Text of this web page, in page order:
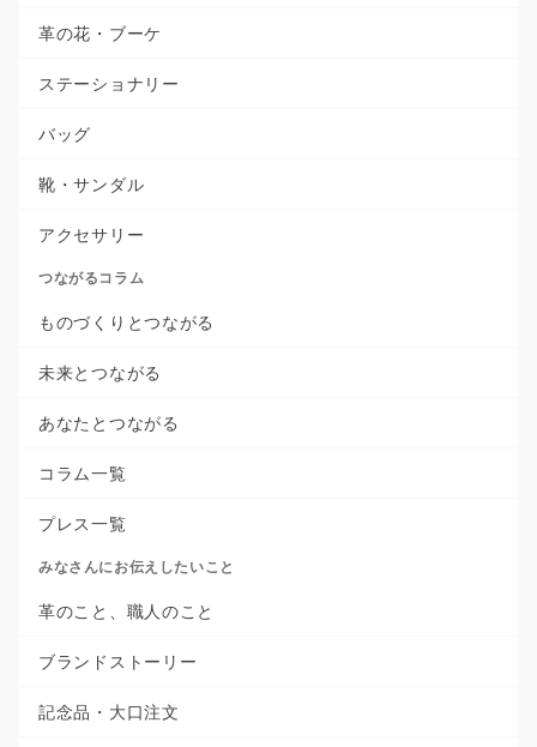
革の花・ブーケ
ステーショナリー
バッグ
靴・サンダル
アクセサリー
つながるコラム
ものづくりとつながる
未来とつながる
あなたとつながる
コラム一覧
プレス一覧
みなさんにお伝えしたいこと
革のこと、職人のこと
ブランドストーリー
記念品・大口注文